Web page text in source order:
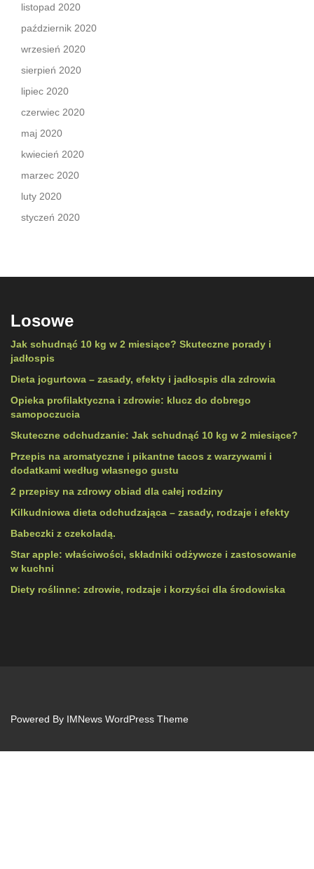
listopad 2020
październik 2020
wrzesień 2020
sierpień 2020
lipiec 2020
czerwiec 2020
maj 2020
kwiecień 2020
marzec 2020
luty 2020
styczeń 2020
Losowe
Jak schudnąć 10 kg w 2 miesiące? Skuteczne porady i
jadłospis
Dieta jogurtowa – zasady, efekty i jadłospis dla zdrowia
Opieka profilaktyczna i zdrowie: klucz do dobrego
samopoczucia
Skuteczne odchudzanie: Jak schudnąć 10 kg w 2 miesiące?
Przepis na aromatyczne i pikantne tacos z warzywami i
dodatkami według własnego gustu
2 przepisy na zdrowy obiad dla całej rodziny
Kilkudniowa dieta odchudzająca – zasady, rodzaje i efekty
Babeczki z czekoladą.
Star apple: właściwości, składniki odżywcze i zastosowanie
w kuchni
Diety roślinne: zdrowie, rodzaje i korzyści dla środowiska
Powered By IMNews WordPress Theme